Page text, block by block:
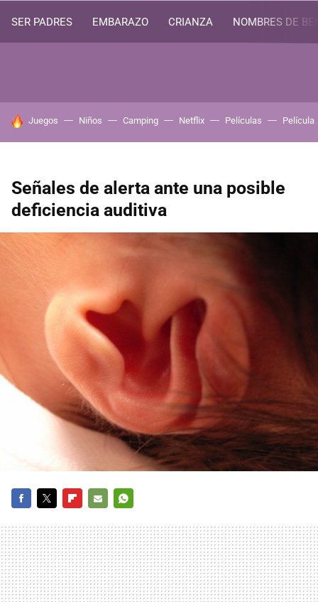
SER PADRES EMBARAZO CRIANZA NOMBRES DE
HOY SE HABLA DE
Juegos Niños Camping Netflix Películas Película
Señales de alerta ante una posible
deficiencia auditiva
MAIL